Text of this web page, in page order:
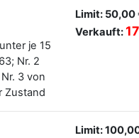
je 15
Nr. 2
3 von
Zustand
Limit: 50,00
Verkauft:
Limit: